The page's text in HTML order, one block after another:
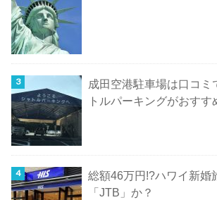
成田空港駐車場は口コミ
トルパーキングがおすす
総額46万円!?ハワイ新婚
「JTB」か？